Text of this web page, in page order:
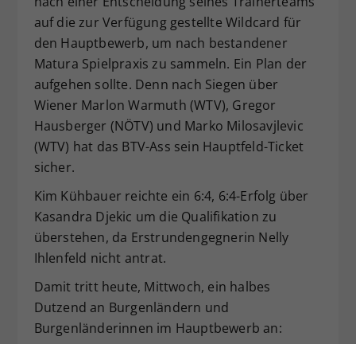
auf die zur Verfügung gestellte Wildcard für
den Hauptbewerb, um nach bestandener
Matura Spielpraxis zu sammeln. Ein Plan der
aufgehen sollte. Denn nach Siegen über
Wiener Marlon Warmuth (WTV), Gregor
Hausberger (NÖTV) und Marko Milosavjlevic
(WTV) hat das BTV-Ass sein Hauptfeld-Ticket
sicher.
Kim Kühbauer reichte ein 6:4, 6:4-Erfolg über
Kasandra Djekic um die Qualifikation zu
überstehen, da Erstrundengegnerin Nelly
Ihlenfeld nicht antrat.
Damit tritt heute, Mittwoch, ein halbes
Dutzend an Burgenländern und
Burgenländerinnen im Hauptbewerb an:
Zweck
Dieser Wert speichert Ihre Consent-
Einstellungen. Unter anderem eine
zufällig generierte ID, für die
historische Speicherung Ihrer
vorgenommen Einstellungen, falls der
Webseiten-Betreiber dies eingestellt
hat.